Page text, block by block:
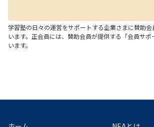
学習塾の日々の運営をサポートする企業さまに賛助
います。正会員には、賛助会員が提供する「会員サ
います。